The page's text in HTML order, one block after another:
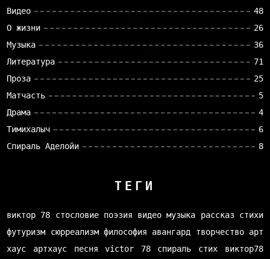
Видео
48
О жизни
26
Музыка
36
Литература
71
Проза
25
Матчасть
5
Драма
4
Тимихалыч
6
Спираль Аделойи
8
ТЕГИ
виктор 78 стословие поэзия видео музыка рассказ стихи
футуризм
сюрреализм философия авангард творчество арт
хаус
артхаус песня victor 78 спираль стих виктор78